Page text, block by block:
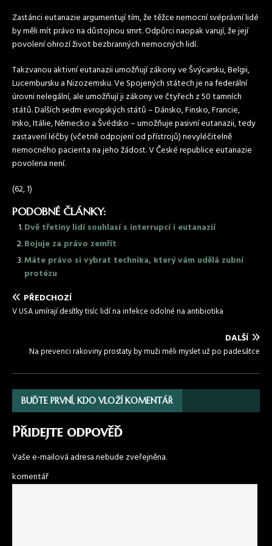
Zastánci eutanazie argumentují tím, že těžce nemocní svéprávní lidé
by měli mít právo na důstojnou smrt. Odpůrci naopak varují, že její
povolení ohrozí život bezbranných nemocných lidí.
Takzvanou aktivní eutanazii umožňují zákony ve Švýcarsku, Belgii,
Lucembursku a Nizozemsku. Ve Spojených státech je na federální
úrovni nelegální, ale umožňují ji zákony ve čtyřech z 50 tamních
států. Dalších sedm evropských států – Dánsko, Finsko, Francie,
Irsko, Itálie, Německo a Švédsko – umožňuje pasivní eutanazii, tedy
zastavení léčby (včetně odpojení od přístrojů) nevyléčitelně
nemocného pacienta na jeho žádost. V České republice eutanazie
povolena není.
(62, 1)
PODOBNÉ ČLÁNKY:
Dvě třetiny lidí souhlasí s interrupcí i eutanazií
Bojuje za právo zemřít
Máte právo si vybrat technika, který vám udělá zubní
protézu
PŘEDCHOZÍ
V USA umírají desítky tisíc lidí na infekce odolné na antibiotika
DALŠÍ
Na prevenci rakoviny prostaty by muži měli myslet už po padesátce
BUĎTE PRVNÍ, KDO VLOŽÍ KOMENTÁŘ
Přidejte odpověď
Vaše e-mailová adresa nebude zveřejněna.
komentář